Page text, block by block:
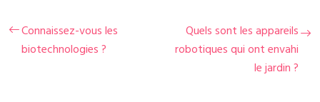
Connaissez-vous les
biotechnologies ?
Quels sont les appareils
robotiques qui ont envahi
le jardin ?